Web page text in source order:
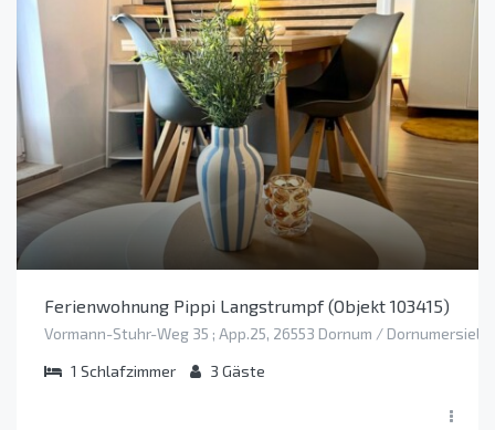
Ferienwohnung Pippi Langstrumpf (Objekt 103415)
Vormann-Stuhr-Weg 35 ; App.25, 26553 Dornum / Dornumersiel
1 Schlafzimmer 3 Gäste